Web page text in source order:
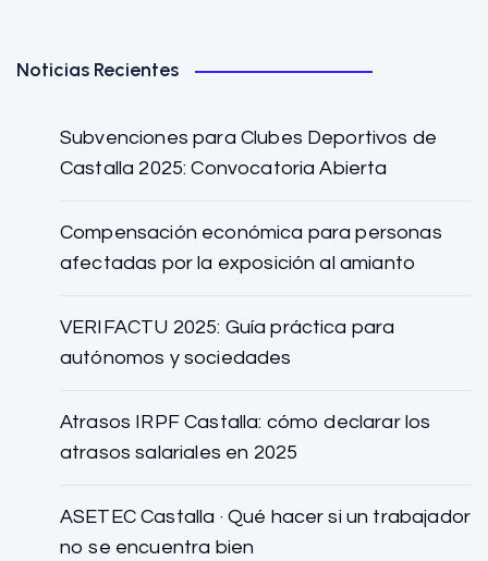
Noticias Recientes
Subvenciones para Clubes Deportivos de
Castalla 2025: Convocatoria Abierta
Compensación económica para personas
afectadas por la exposición al amianto
VERIFACTU 2025: Guía práctica para
autónomos y sociedades
Atrasos IRPF Castalla: cómo declarar los
atrasos salariales en 2025
ASETEC Castalla · Qué hacer si un trabajador
no se encuentra bien